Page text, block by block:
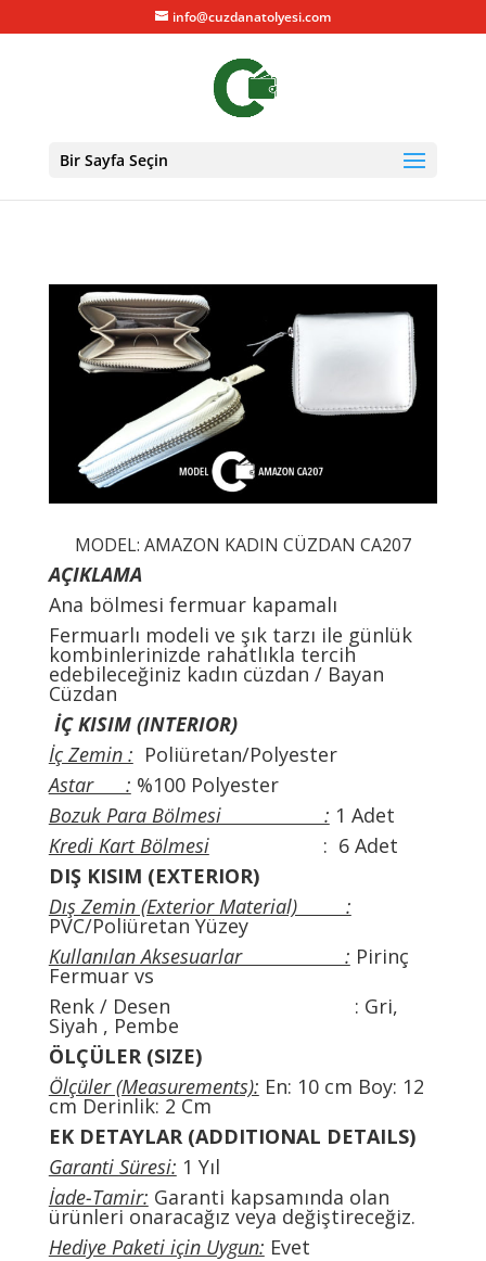
info@cuzdanatolyesi.com
Bir Sayfa Seçin
MODEL: AMAZON KADIN CÜZDAN CA207
AÇIKLAMA
Ana bölmesi fermuar kapamalı
Fermuarlı modeli ve şık tarzı ile günlük
kombinlerinizde rahatlıkla tercih
edebileceğiniz kadın cüzdan / Bayan
Cüzdan
İÇ KISIM (INTERIOR)
İç Zemin : Poliüretan/Polyester
Astar : %100 Polyester
Bozuk Para Bölmesi : 1 Adet
Kredi Kart Bölmesi: 6 Adet
DIŞ KISIM (EXTERIOR)
Dış Zemin (Exterior Material) :
PVC/Poliüretan Yüzey
Kullanılan Aksesuarlar : Pirinç
Fermuar vs
Renk / Desen : Gri,
Siyah , Pembe
ÖLÇÜLER (SIZE)
Ölçüler (Measurements): En: 10 cm Boy: 12
cm Derinlik: 2 Cm
EK DETAYLAR (ADDITIONAL DETAILS)
Garanti Süresi: 1 Yıl
İade-Tamir: Garanti kapsamında olan
ürünleri onaracağız veya değiştireceğiz.
Hediye Paketi için Uygun: Evet